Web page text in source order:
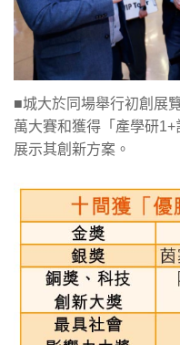
■城大於同場舉行初創展
萬大賽和獲得「產學研
展示其創新方案。